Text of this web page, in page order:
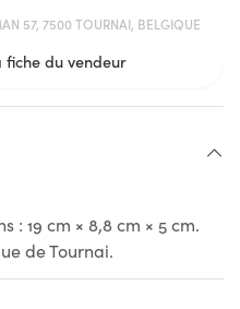
57, 7500 TOURNAI, BELGIQUE
fiche du vendeur
: 19 cm × 8,8 cm × 5 cm.
de Tournai.